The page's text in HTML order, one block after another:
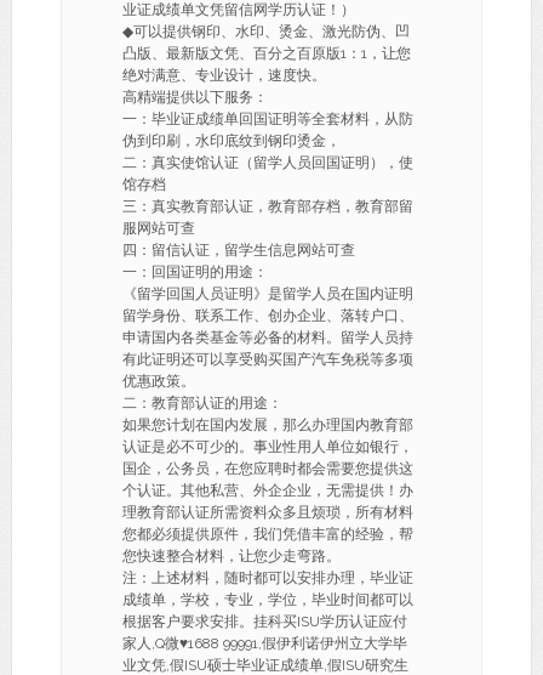
业证成绩单文凭留信网学历认证！）
◆可以提供钢印、水印、烫金、激光防伪、凹
凸版、最新版文凭、百分之百原版1：1，让您
绝对满意、专业设计，速度快。
高精端提供以下服务：
一：毕业证成绩单回国证明等全套材料，从防
伪到印刷，水印底纹到钢印烫金，
二：真实使馆认证（留学人员回国证明），使
馆存档
三：真实教育部认证，教育部存档，教育部留
服网站可查
四：留信认证，留学生信息网站可查
一：回国证明的用途：
《留学回国人员证明》是留学人员在国内证明
留学身份、联系工作、创办企业、落转户口、
申请国内各类基金等必备的材料。留学人员持
有此证明还可以享受购买国产汽车免税等多项
优惠政策。
二：教育部认证的用途：
如果您计划在国内发展，那么办理国内教育部
认证是必不可少的。事业性用人单位如银行，
国企，公务员，在您应聘时都会需要您提供这
个认证。其他私营、外企企业，无需提供！办
理教育部认证所需资料众多且烦琐，所有材料
您都必须提供原件，我们凭借丰富的经验，帮
您快速整合材料，让您少走弯路。
注：上述材料，随时都可以安排办理，毕业证
成绩单，学校，专业，学位，毕业时间都可以
根据客户要求安排。挂科买ISU学历认证应付
家人,Q微♥1688 99991,假伊利诺伊州立大学毕
业文凭,假ISU硕士毕业证成绩单,假ISU研究生